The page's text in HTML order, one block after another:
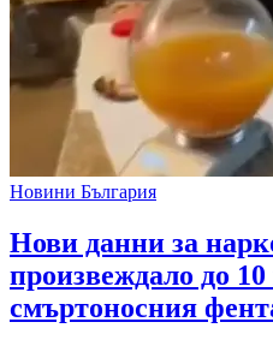
Новини България
Нови данни за
произвеждало до 10
смъртоносния